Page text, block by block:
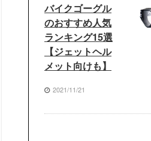
バイクゴーグル
のおすすめ人気
ランキング15選
【ジェットヘル
メット向けも】
2021/11/21